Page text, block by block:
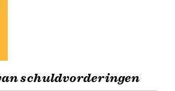
schuldvorderingen